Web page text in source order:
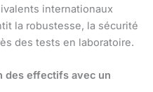
internationaux
la robustesse, la sécurité
des tests en laboratoire.
des effectifs avec un